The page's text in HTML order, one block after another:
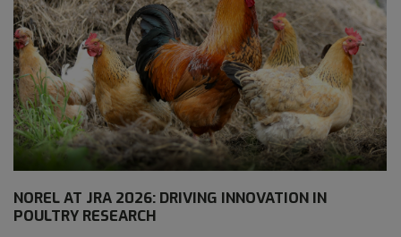
NOREL AT JRA 2026: DRIVING INNOVATION IN
POULTRY RESEARCH